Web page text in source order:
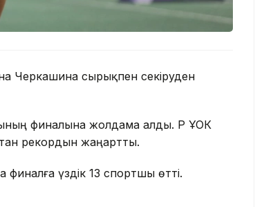
Черкашина сырықпен секіруден
финалына жолдама алды. ҚР ҰОК
рекордын жаңартты.
финалға үздік 13 спортшы өтті.